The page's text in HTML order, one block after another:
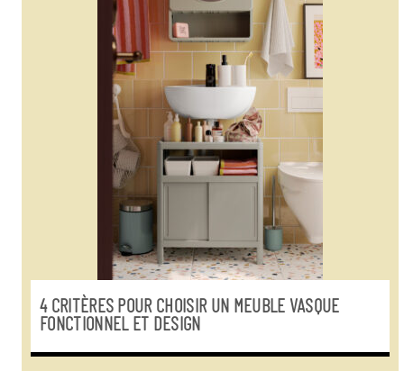
4 CRITÈRES POUR CHOISIR UN MEUBLE VASQUE
FONCTIONNEL ET DESIGN